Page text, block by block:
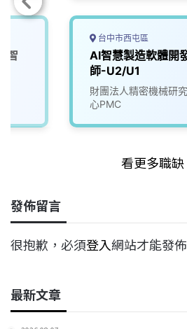
智
台中市西屯區
AI智慧製造軟體開
師-U2/U1
財團法人精密機械研
心PMC
看更多職缺
發佈留言
很抱歉，必須登入網站才能發
最新文章